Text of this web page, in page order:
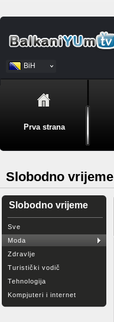
BiH
Srpski
Prva strana
Slobodno vrijeme
Slobodno vrijeme
Sve
Moda
Zdravlje
Turistički vodič
Tehnologija
Kompjuteri i internet